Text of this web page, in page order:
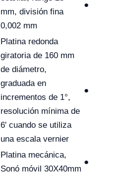
mm, división fina
0,002 mm
●
Platina redonda
giratoria de 160 mm
de diámetro,
graduada en
incrementos de 1°,
resolución mínima de
6' cuando se utiliza
una escala vernier
●
Platina mecánica,
Sonó móvil 30X40mm
●